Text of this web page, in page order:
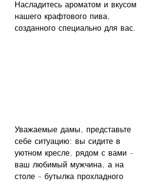
Насладитесь ароматом и вкусом
нашего крафтового пива,
созданного специально для вас.
Уважаемые дамы, представьте
себе ситуацию: вы сидите в
уютном кресле, рядом с вами -
ваш любимый мужчина, а на
столе - бутылка прохладного